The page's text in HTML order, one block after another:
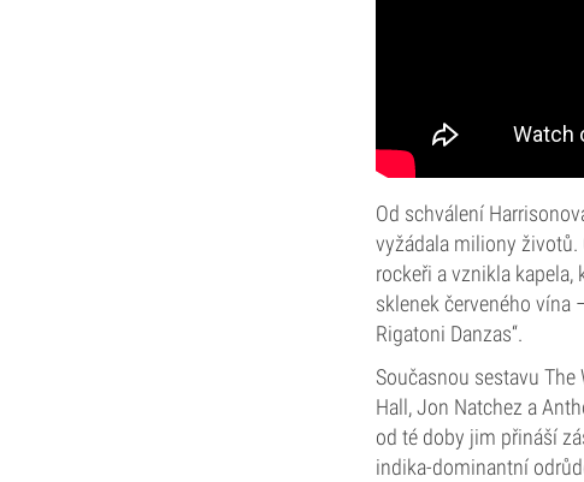
Od schválení
vyžádala miliony
rockeři a vznikla
sklenek červeného vína
Rigatoni Danzas“.
Současnou sestavu The
Hall, Jon Natchez a
od té doby jim přináší
indika-dominantní